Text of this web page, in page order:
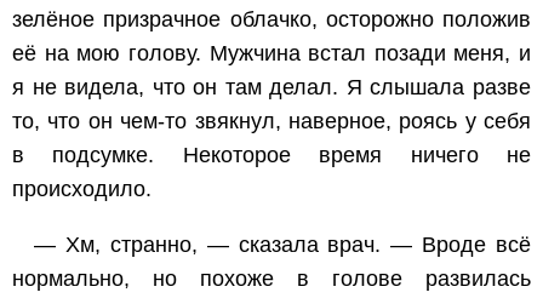
зелёное призрачное облачко, осторожно положив
её на мою голову. Мужчина встал позади меня, и
я не видела, что он там делал. Я слышала разве
то, что он чем-то звякнул, наверное, роясь у себя
в подсумке. Некоторое время ничего не
происходило.
— Хм, странно, — сказала врач. — Вроде всё
нормально, но похоже в голове развилась